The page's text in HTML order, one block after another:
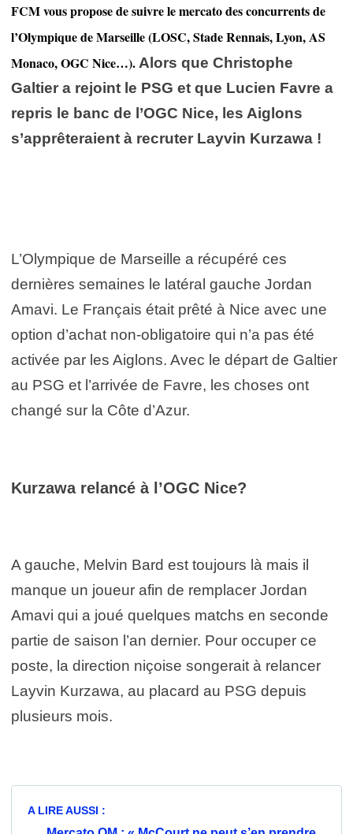
FCM vous propose de suivre le mercato des concurrents de
l’Olympique de Marseille (LOSC, Stade Rennais, Lyon, AS
Monaco, OGC Nice…). Alors que Christophe
Galtier a rejoint le PSG et que Lucien Favre a
repris le banc de l’OGC Nice, les Aiglons
s’apprêteraient à recruter Layvin Kurzawa !
L’Olympique de Marseille a récupéré ces
dernières semaines le latéral gauche Jordan
Amavi. Le Français était prêté à Nice avec une
option d’achat non-obligatoire qui n’a pas été
activée par les Aiglons. Avec le départ de Galtier
au PSG et l’arrivée de Favre, les choses ont
changé sur la Côte d’Azur.
Kurzawa relancé à l’OGC Nice?
A gauche, Melvin Bard est toujours là mais il
manque un joueur afin de remplacer Jordan
Amavi qui a joué quelques matchs en seconde
partie de saison l’an dernier. Pour occuper ce
poste, la direction niçoise songerait à relancer
Layvin Kurzawa, au placard au PSG depuis
plusieurs mois.
A LIRE AUSSI :